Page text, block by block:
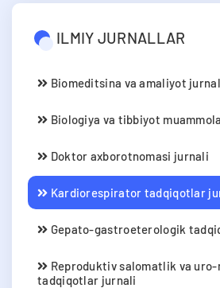
ILMIY JURNALLAR
Biomeditsina va amaliyot
Biologiya va tibbiyot
Doktor axborotnomasi jurnali
Kardiorespirator tadqiqotlar
Gepato-gastroeterologik
Reproduktiv salomatlik va
tadqiqotlar jurnali